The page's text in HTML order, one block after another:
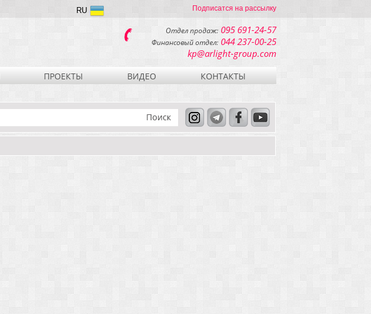
Подписатся на рассылку
RU
Отдел продаж: 095 691-24-57
Финансовый отдел: 044 237-00-25
kp@arlight-group.com
ПРОЕКТЫ ВИДЕО КОНТАКТЫ